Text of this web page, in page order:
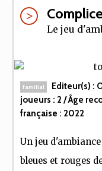
Le jeu
familial Editeur(s) :
joueurs : 2 / Âge
française : 2022
Un jeu
bleues et rouges